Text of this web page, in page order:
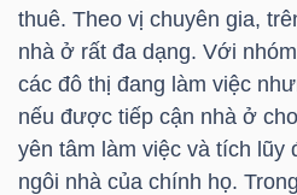
thuê. Theo vị chuyên gia,
nhà ở rất đa dạng. Với
các đô thị đang làm việc
nếu được tiếp cận nhà ở
yên tâm làm việc và tích lũy
ngôi nhà của chính họ.
Ngành